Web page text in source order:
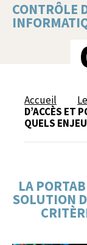
CONTRÔLE
Accueil
D’ACCÈS ET
QUELS
LA
SOLUTION